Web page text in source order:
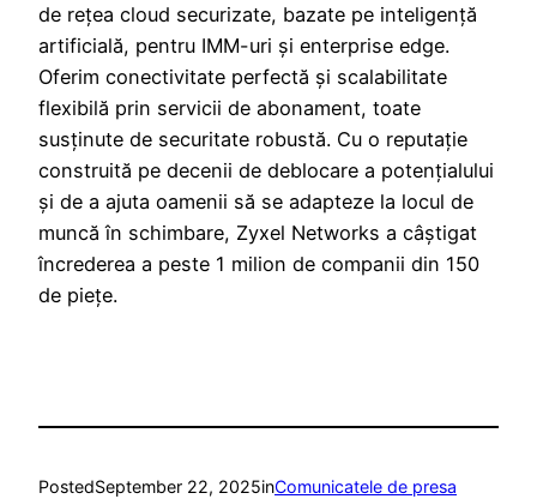
de rețea cloud securizate, bazate pe inteligență
artificială, pentru IMM-uri și enterprise edge.
Oferim conectivitate perfectă și scalabilitate
flexibilă prin servicii de abonament, toate
susținute de securitate robustă. Cu o reputație
construită pe decenii de deblocare a potențialului
și de a ajuta oamenii să se adapteze la locul de
muncă în schimbare, Zyxel Networks a câștigat
încrederea a peste 1 milion de companii din 150
de piețe.
PostedSeptember 22, 2025inComunicatele de presa